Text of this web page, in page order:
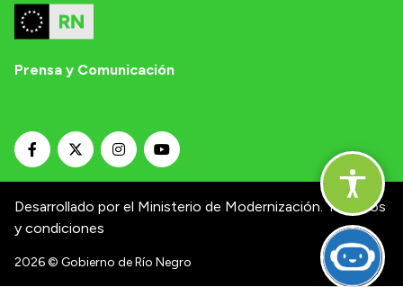
Prensa y Comunicación
Desarrollado por el Ministerio de Modernización. Términos
y condiciones
2026© Gobierno de Río Negro